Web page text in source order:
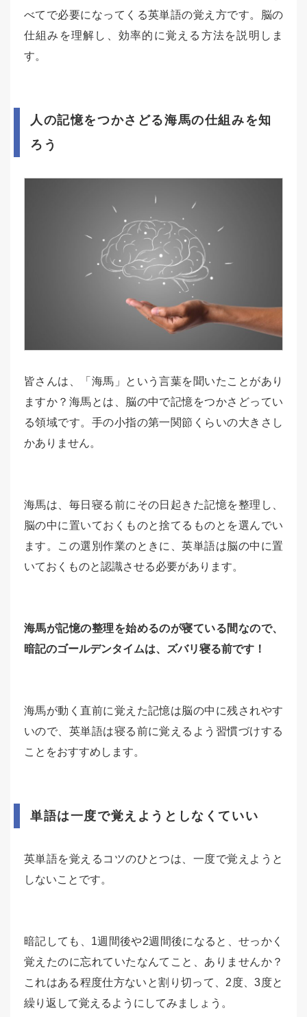
べてで必要になってくる英単語の覚え方です。脳の
仕組みを理解し、効率的に覚える方法を説明しま
す。
人の記憶をつかさどる海馬の仕組みを知
ろう
皆さんは、「海馬」という言葉を聞いたことがあり
ますか？海馬とは、脳の中で記憶をつかさどってい
る領域です。手の小指の第一関節くらいの大きさし
かありません。
海馬は、毎日寝る前にその日起きた記憶を整理し、
脳の中に置いておくものと捨てるものとを選んでい
ます。この選別作業のときに、英単語は脳の中に置
いておくものと認識させる必要があります。
海馬が記憶の整理を始めるのが寝ている間なので、
暗記のゴールデンタイムは、ズバリ寝る前です！
海馬が動く直前に覚えた記憶は脳の中に残されやす
いので、英単語は寝る前に覚えるよう習慣づけする
ことをおすすめします。
単語は一度で覚えようとしなくていい
英単語を覚えるコツのひとつは、一度で覚えようと
しないことです。
暗記しても、1週間後や2週間後になると、せっかく
覚えたのに忘れていたなんてこと、ありませんか？
これはある程度仕方ないと割り切って、2度、3度と
繰り返して覚えるようにしてみましょう。